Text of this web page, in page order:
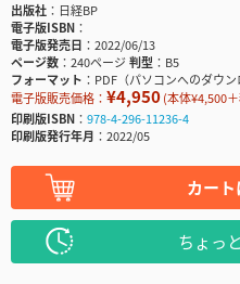
出版社
日経BP
電子版ISBN
電子版発売日
2022/06/13
ページ数
240ページ判型
B5
フォーマット
PDF（パソコンへのダウン
電子版販売価格： ¥4,950(本体¥4,500
印刷版ISBN
978-4-296-11236-4
印刷版発行年月
2022/05
カー
ちょっ